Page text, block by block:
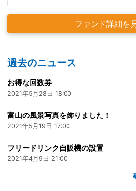
ファンド詳細を
過去のニュース
お得な回数券
2021年5月28日 18:00
富山の風景写真を飾りました！
2021年5月19日 17:00
フリードリンク自販機の設置
2021年4月9日 21:00